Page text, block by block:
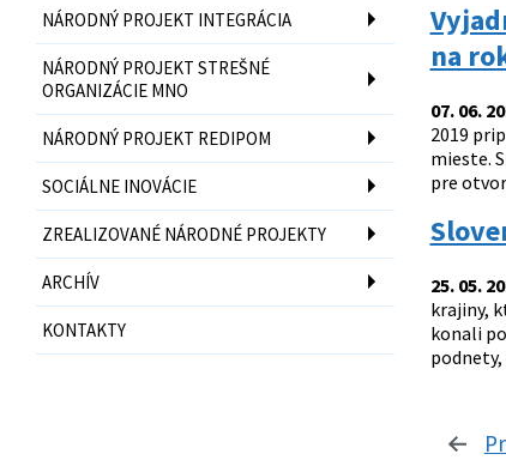
NÁRODNÝ PROJEKT INTEGRÁCIA
NÁRODNÝ PROJEKT STREŠNÉ
ORGANIZÁCIE MNO
NÁRODNÝ PROJEKT REDIPOM
SOCIÁLNE INOVÁCIE
ZREALIZOVANÉ NÁRODNÉ PROJEKTY
ARCHÍV
KONTAKTY
na
07. 06.
2019
mieste.
pre
25. 05.
krajiny,
konali